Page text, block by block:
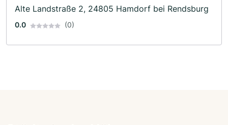
Alte Landstraße 2, 24805 Hamdorf bei Rendsburg
0.0 (0)